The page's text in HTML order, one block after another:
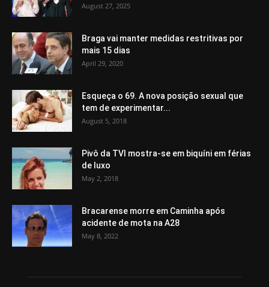
August 27, 2025
Braga vai manter medidas restritivas por
mais 15 dias
April 29, 2020
Esqueça o 69. A nova posição sexual que
tem de experimentar...
August 5, 2018
Pivô da TVI mostra-se em biquíni em férias
de luxo
May 2, 2018
Bracarense morre em Caminha após
acidente de mota na A28
May 8, 2022